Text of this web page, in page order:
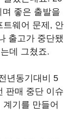
좋은 출발을
트웨어 문제, 안
출고가 중단됐
데 그쳤죠.
년동기대비 5
판매 중단 이슈
기를 만들어